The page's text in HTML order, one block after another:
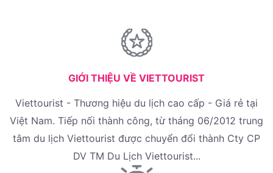
GIỚI THIỆU VỀ VIETTOURIST
Viettourist - Thương hiệu du lịch cao cấp - Giá rẻ tại
Việt Nam. Tiếp nối thành công, từ tháng 06/2012 trung
tâm du lịch Viettourist được chuyển đổi thành Cty CP
DV TM Du Lịch Viettourist...